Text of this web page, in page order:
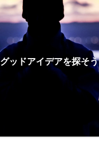
グッドアイデアを探そう